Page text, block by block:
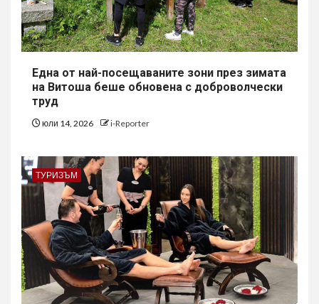
Една от най-посещаваните зони през зимата
на Витоша беше обновена с доброволчески
труд
юли 14, 2026 i-Reporter
ТУРИЗЪМ